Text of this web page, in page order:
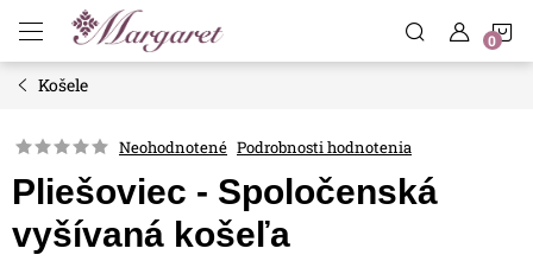
obsah
Košele
Neohodnotené Podrobnosti hodnotenia
Pliešoviec - Spoločenská
vyšívaná košeľa